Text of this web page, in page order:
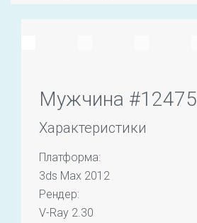
Мужчина #12475
Характеристики
Платформа:
3ds Max 2012
Рендер:
V-Ray 2.30